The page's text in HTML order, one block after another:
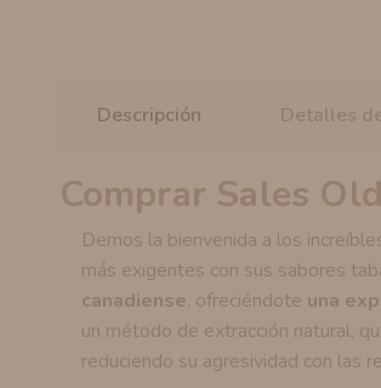
Descripción Detalles
Comprar Sales
Demos la bienvenida a los
más exigentes con sus sabores
canadiense, ofreciéndote una
un método de extracción natural,
reduciendo su agresividad con las